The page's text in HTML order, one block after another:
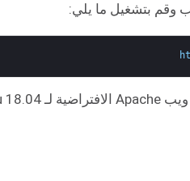
وقم بتشغيل ما يلي: